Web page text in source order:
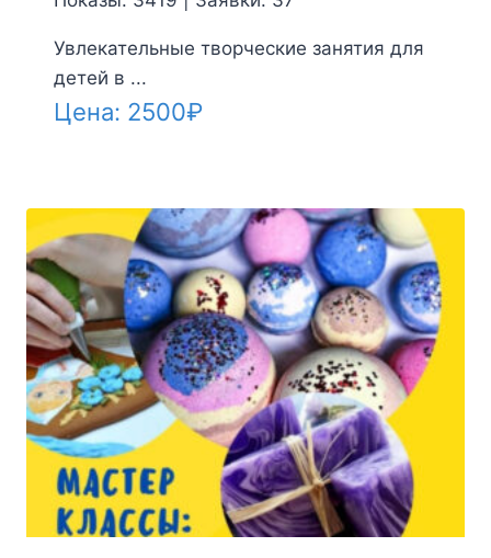
Увлекательные творческие занятия для
детей в ...
Цена: 2500₽